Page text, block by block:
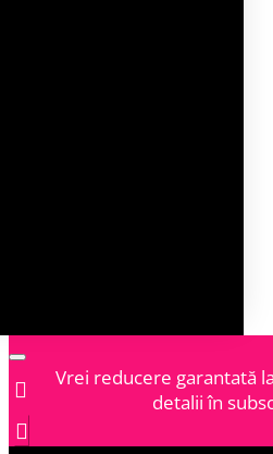
Vrei reducere garantată
detalii în